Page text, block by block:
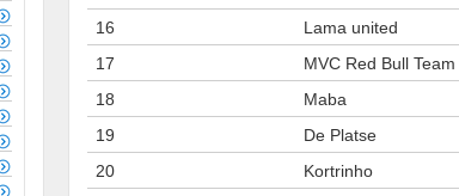
16
Lama united
17
MVC Red Bull Team
18
Maba
19
De Platse
20
Kortrinho